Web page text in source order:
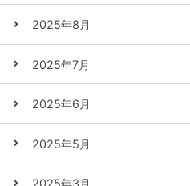
2025年8月
2025年7月
2025年6月
2025年5月